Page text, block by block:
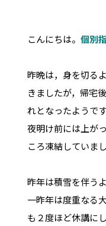
こんにちは。 個別
昨晩は，身を切る
きましたが，帰宅
れとなったようです
夜明け前には上が
ころ凍結していまし
昨年は積雪を伴う
一昨年は度重なる
も２度ほど休講に